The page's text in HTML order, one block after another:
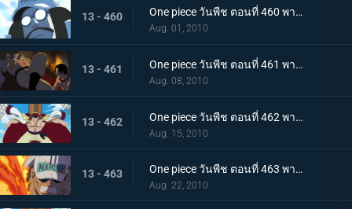
13 - 460 One piece วันพีช ตอนที่ 460 พากย์ไทย กองเรือมหึมาปรากฏ! กลุ่มโจรสลัดหนวดขาวบุกมาแล้ว
Aug. 01, 2010
13 - 461 One piece วันพีช ตอนที่ 461 พากย์ไทย ศึกตัดสินเริ่มเปิดม่าน! อดีตระหว่าง เอส กับ หนวดขาว!
Aug. 08, 2010
13 - 462 One piece วันพีช ตอนที่ 462 พากย์ไทย พลังทำลายล้างโลก! ความสามารถของ ผลกุระ-กุระ
Aug. 15, 2010
13 - 463 One piece วันพีช ตอนที่ 463 พากย์ไทย เผาทุกสิ่งจนมอดไหม้!! พลังของพลเรือเอกอาคาอินุ!
Aug. 22, 2010